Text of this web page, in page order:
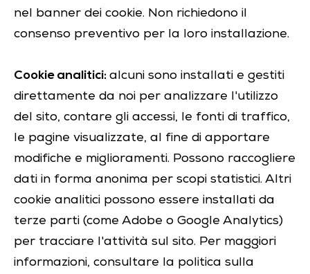
nel banner dei cookie. Non richiedono il
consenso preventivo per la loro installazione.
Cookie analitici: alcuni sono installati e gestiti
direttamente da noi per analizzare l'utilizzo
del sito, contare gli accessi, le fonti di traffico,
le pagine visualizzate, al fine di apportare
modifiche e miglioramenti. Possono raccogliere
dati in forma anonima per scopi statistici. Altri
cookie analitici possono essere installati da
terze parti (come Adobe o Google Analytics)
per tracciare l'attività sul sito. Per maggiori
informazioni, consultare la politica sulla